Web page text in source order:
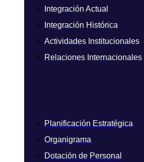
Integración Actual
Integración Histórica
Actividades Institucionales
Relaciones Internacionales
Planificación Estratégica
Organigrama
Dotación de Personal